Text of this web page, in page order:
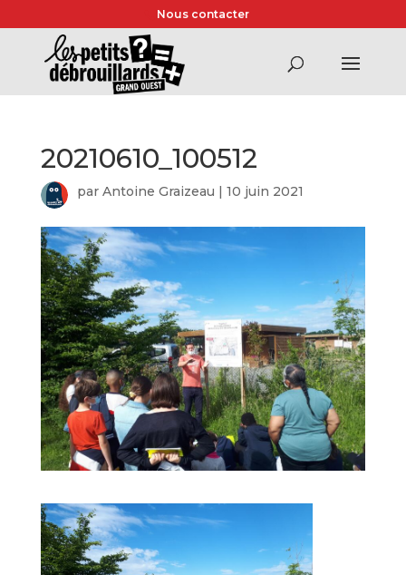
Nous contacter
20210610_100512
par Antoine Graizeau | 10 juin 2021